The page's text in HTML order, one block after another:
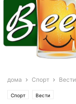
дома Спорт Вести
Спорт Вести